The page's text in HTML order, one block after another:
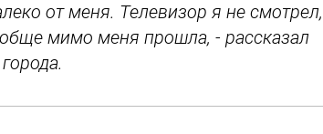
от меня. Телевизор я не смотрел,
мимо меня прошла, - рассказал